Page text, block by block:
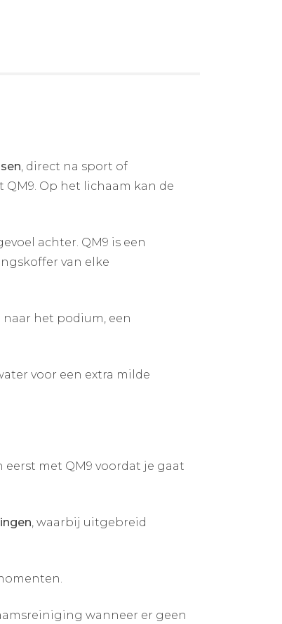
, direct na sport of
QM9. Op het lichaam kan de
achter. QM9 is een
van elke
het podium, een
voor een extra milde
met QM9 voordat je gaat
, waarbij uitgebreid
wanneer er geen